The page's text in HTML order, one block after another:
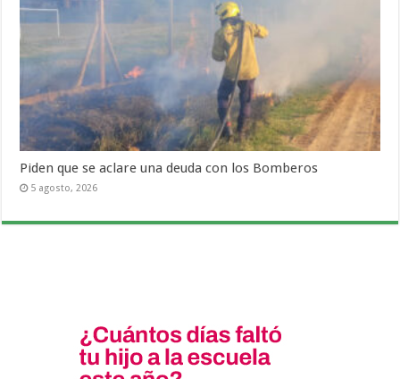
Piden que se aclare una deuda con los Bomberos
5 agosto, 2026